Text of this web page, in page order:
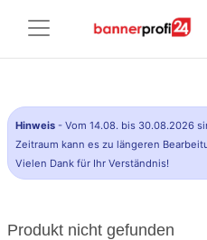
Hinweis - Vom 14.08. bis 30.08.2026
Zeitraum kann es zu längeren
Vielen Dank für Ihr Verständnis!
Produkt nicht gefunden